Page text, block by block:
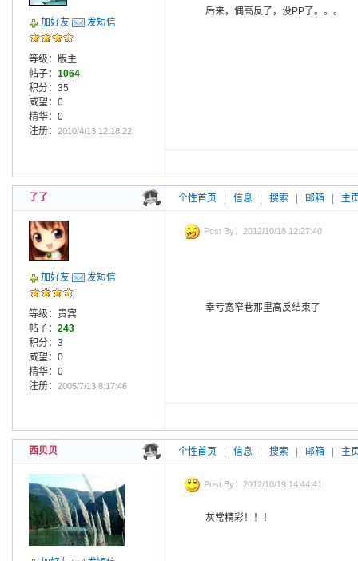
加好友 发短信
等级：版主
帖子： 1064
积分：35
威望：0
精华：0
注册： 2010/4/13 12:18:22
后来，偶高反了，没PP了。。。
了了 个性首页 信息 搜索 邮箱 主
加好友 发短信
等级：贵宾
帖子： 243
积分：3
威望：0
精华：0
注册： 2005/7/13 8:17:46
Post By：2012/10/18 12:27:40
幸亏宽窄巷那里高反结束了
西贝贝 个性首页 信息 搜索 邮箱 主
Post By：2012/10/19 14:44:41
灰常精彩！！！